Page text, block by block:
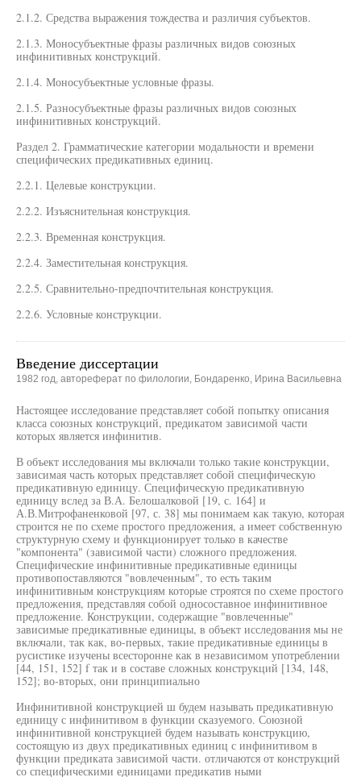
2.1.2. Средства выражения тождества и различия субъектов.
2.1.3. Моносубъектные фразы различных видов союзных
инфинитивных конструкций.
2.1.4. Моносубъектные условные фразы.
2.1.5. Разносубъектные фразы различных видов союзных
инфинитивных конструкций.
Раздел 2. Грамматические категории модальности и времени
специфических предикативных единиц.
2.2.1. Целевые конструкции.
2.2.2. Изъяснительная конструкция.
2.2.3. Временная конструкция.
2.2.4. Заместительная конструкция.
2.2.5. Сравнительно-предпочтительная конструкция.
2.2.6. Условные конструкции.
Введение диссертации
1982 год, автореферат по филологии, Бондаренко, Ирина Васильевна
Настоящее исследование представляет собой попытку описания
класса союзных конструкций, предикатом зависимой части
которых является инфинитив.
В объект исследования мы включали только такие конструкции,
зависимая часть которых представляет собой специфическую
предикативную единицу. Специфическую предикативную
единицу вслед за В.А. Белошалковой [19, с. 164] и
А.В.Митрофаненковой [97, с. 38] мы понимаем как такую, которая
строится не по схеме простого предложения, а имеет собственную
структурную схему и функционирует только в качестве
"компонента" (зависимой части) сложного предложения.
Специфические инфинитивные предикативные единицы
противопоставляются "вовлеченным", то есть таким
инфинитивным конструкциям которые строятся по схеме простого
предложения, представляя собой односоставное инфинитивное
предложение. Конструкции, содержащие "вовлеченные"
зависимые предикативные единицы, в объект исследования мы не
включали, так как, во-первых, такие предикативные единицы в
русистике изучены всесторонне как в независимом употреблении
[44, 151, 152] f так и в составе сложных конструкций [134, 148,
152]; во-вторых, они принципиально
Инфинитивной конструкцией ш будем называть предикативную
единицу с инфинитивом в функции сказуемого. Союзной
инфинитивной конструкцией будем называть конструкцию,
состоящую из двух предикативных единиц с инфинитивом в
функции предиката зависимой части. отличаются от конструкций
со специфическими единицами предикатив ными